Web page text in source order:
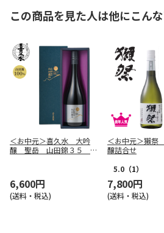
この商品を見た人は他にこん
＜お中元＞喜久水 大吟
醸 聖岳 山田錦３５ ７
6,600円
(送料・税込)
＜お中元＞獺
醸詰合せ
5.0 （1）
7,800円
(送料・税込)